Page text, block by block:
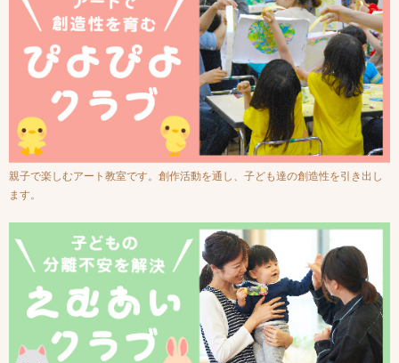
親子で楽しむアート教室です。創作活動を通し、子ども達の創造性を引き出し
ます。